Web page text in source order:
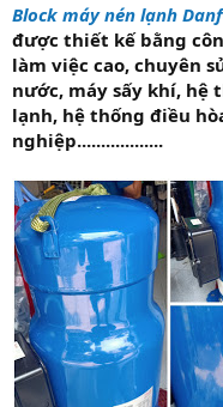
Block máy nén lạnh
được thiết kế bằng
làm việc cao, chuyên
nước, máy sấy khí, hệ
lạnh, hệ thống điều
nghiệp..................